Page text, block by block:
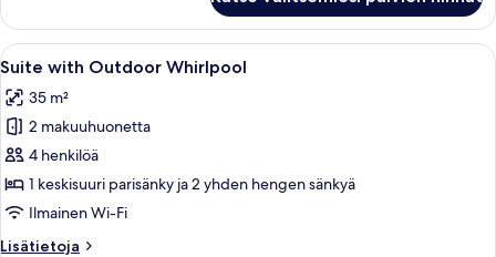
Room
with
Land
Avaa
kaikki
huonetyypin
Suite
with
Outdoor
Whirlpool
Hotellihuone, jossa on sänky,
7
Suite with Outdoor Whirlpool
35 m²
2 makuuhuonetta
4 henkilöä
1 keskisuuri parisänky ja 2 yhden hengen sänkyä
Ilmainen Wi-Fi
Lisätietoja
Lisätietoja